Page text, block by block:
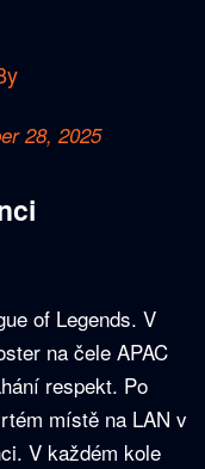
28, 2025
of Legends. V
na čele APAC
respekt. Po
místě na LAN v
V každém kole